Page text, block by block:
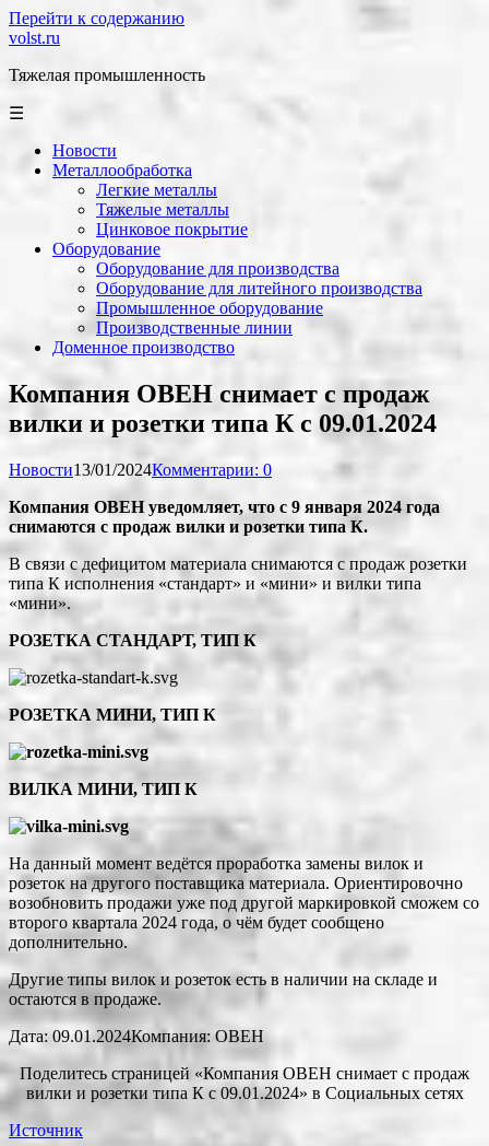
Перейти к содержанию
volst.ru
Тяжелая промышленность
☰
Новости
Металлообработка
Легкие металлы
Тяжелые металлы
Цинковое покрытие
Оборудование
Оборудование для производства
Оборудование для литейного производства
Промышленное оборудование
Производственные линии
Доменное производство
Компания ОВЕН снимает с продаж
вилки и розетки типа К с 09.01.2024
Новости13/01/2024Комментарии: 0
Компания ОВЕН уведомляет, что с 9 января 2024 года
снимаются с продаж вилки и розетки типа К.
В связи с дефицитом материала снимаются с продаж розетки
типа К исполнения «стандарт» и «мини» и вилки типа
«мини».
РОЗЕТКА СТАНДАРТ, ТИП К
РОЗЕТКА МИНИ, ТИП К
ВИЛКА МИНИ, ТИП К
На данный момент ведётся проработка замены вилок и
розеток на другого поставщика материала. Ориентировочно
возобновить продажи уже под другой маркировкой сможем со
второго квартала 2024 года, о чём будет сообщено
дополнительно.
Другие типы вилок и розеток есть в наличии на складе и
остаются в продаже.
Дата: 09.01.2024Компания: ОВЕН
Поделитесь страницей «Компания ОВЕН снимает с продаж
вилки и розетки типа К с 09.01.2024» в Социальных сетях
Источник